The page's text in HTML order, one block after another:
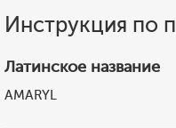
Инструкция по
Латинское название
AMARYL